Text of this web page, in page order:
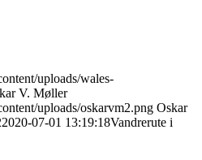
uploads/wales-
V. Møller
uploads/oskarvm2.png Oskar
2020-07-01 13:19:18Vandrerute i